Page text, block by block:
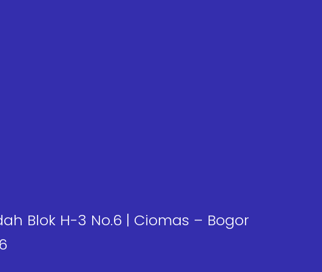
Blok H-3 No.6 | Ciomas – Bogor